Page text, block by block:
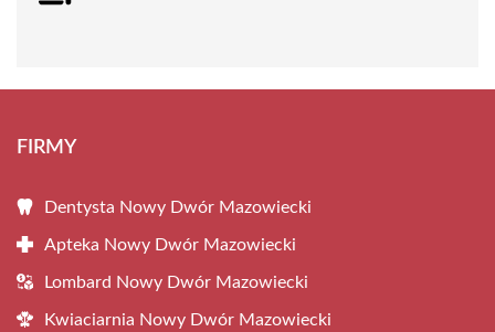
FIRMY
Dentysta Nowy Dwór Mazowiecki
Apteka Nowy Dwór Mazowiecki
Lombard Nowy Dwór Mazowiecki
Kwiaciarnia Nowy Dwór Mazowiecki